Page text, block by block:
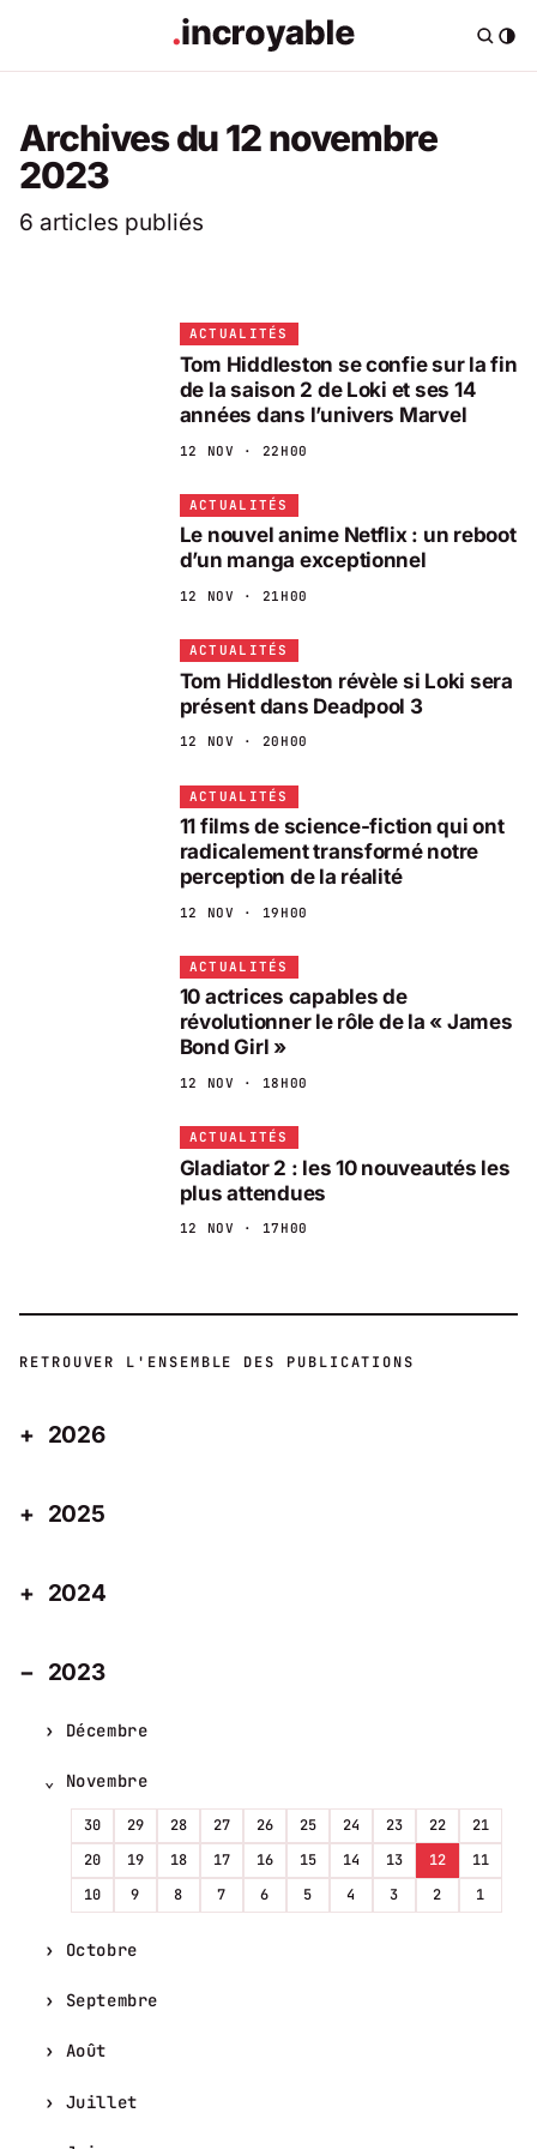
Archives du 12 novembre
2023
6 articles publiés
ACTUALITÉS
Tom Hiddleston se confie sur la fin
de la saison 2 de Loki et ses 14
années dans l’univers Marvel
12 NOV · 22H00
ACTUALITÉS
Le nouvel anime Netflix : un reboot
d’un manga exceptionnel
12 NOV · 21H00
ACTUALITÉS
Tom Hiddleston révèle si Loki sera
présent dans Deadpool 3
12 NOV · 20H00
ACTUALITÉS
11 films de science-fiction qui ont
radicalement transformé notre
perception de la réalité
12 NOV · 19H00
ACTUALITÉS
10 actrices capables de
révolutionner le rôle de la « James
Bond Girl »
12 NOV · 18H00
ACTUALITÉS
Gladiator 2 : les 10 nouveautés les
plus attendues
12 NOV · 17H00
RETROUVER L'ENSEMBLE DES PUBLICATIONS
2026
2025
2024
2023
Décembre
Novembre
30 29 28 27 26 25 24 23 22
21
20
19 18 17 16 15 14 13 12
11
10
9 8 7 6 5 4 3 2 1
Octobre
Septembre
Août
Juillet